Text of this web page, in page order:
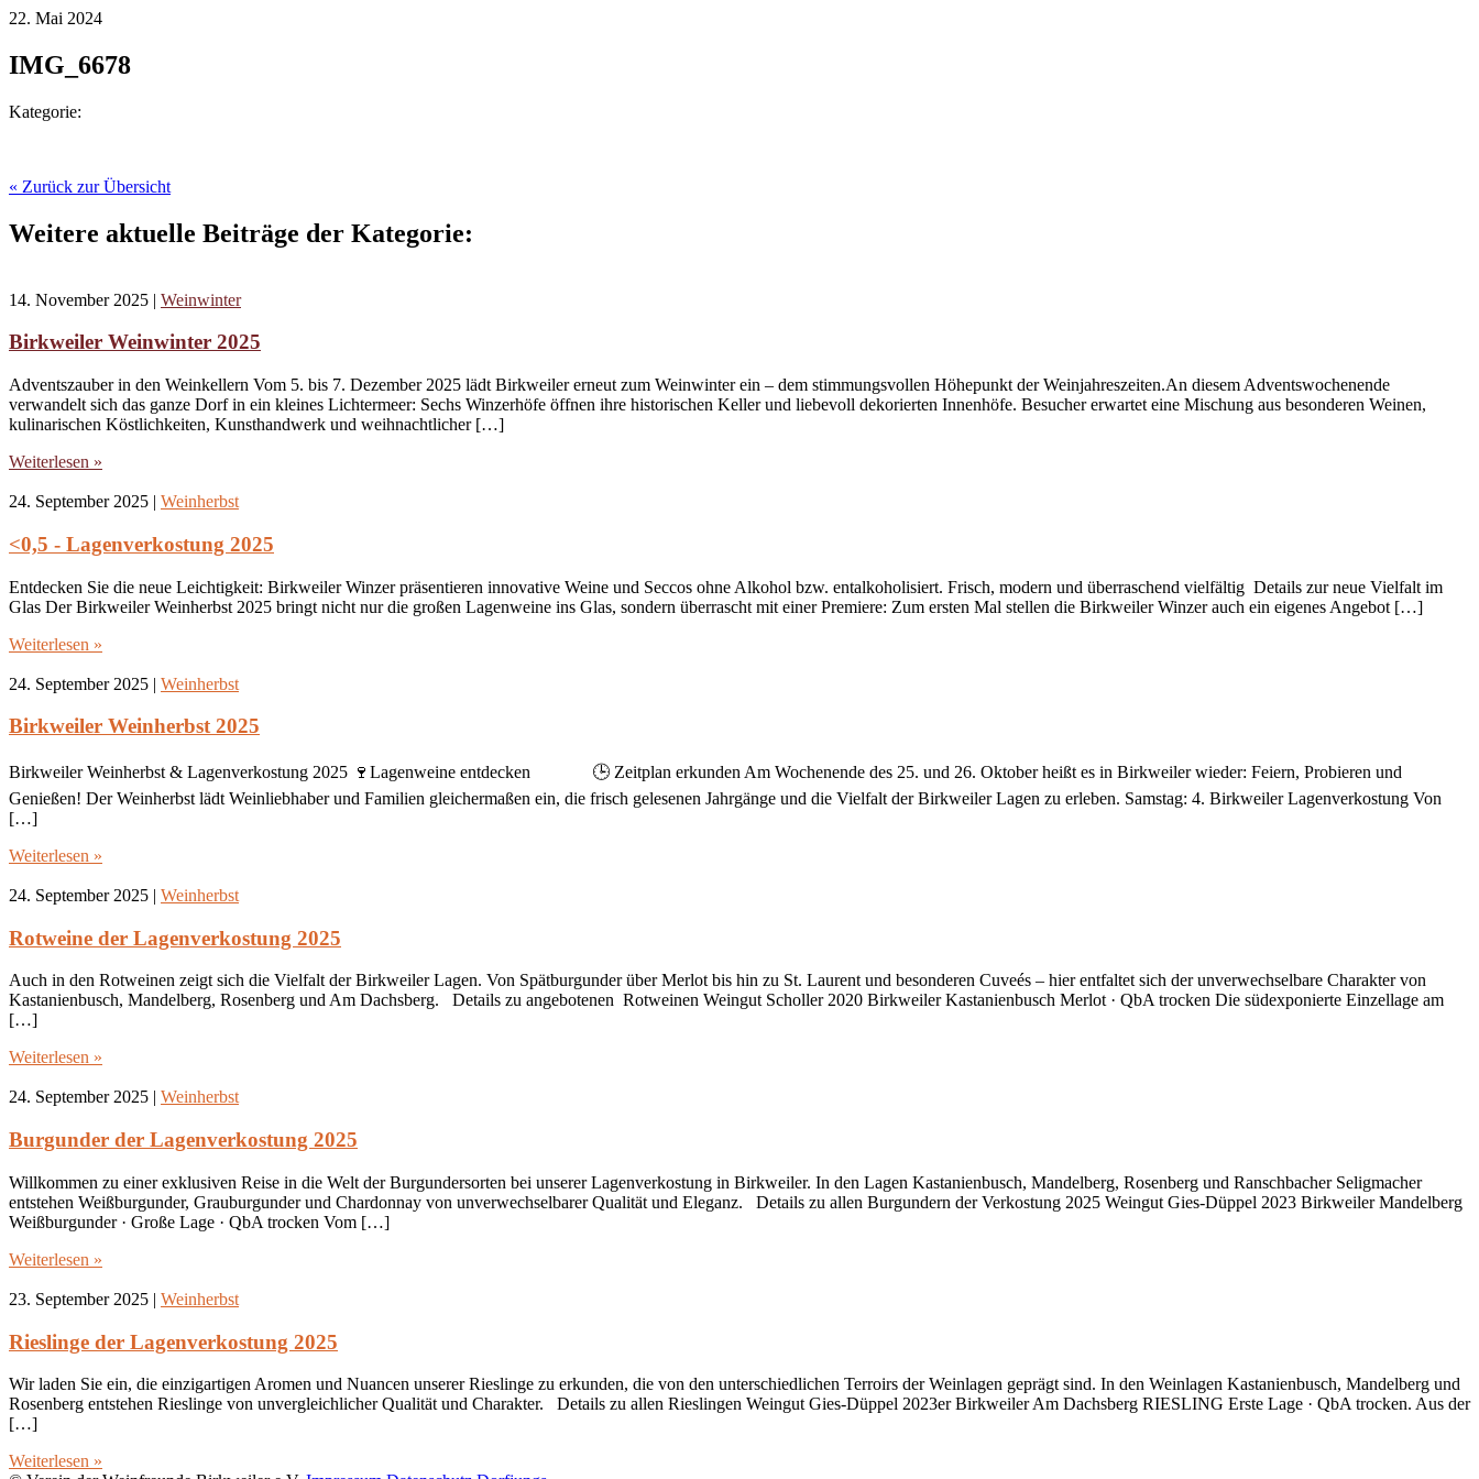
22. Mai 2024
IMG_6678
Kategorie:
« Zurück zur Übersicht
Weitere aktuelle Beiträge der Kategorie:
14. November 2025 | Weinwinter
Birkweiler Weinwinter 2025
Adventszauber in den Weinkellern Vom 5. bis 7. Dezember 2025 lädt Birkweiler erneut zum Weinwinter ein – dem stimmungsvollen Höhepunkt der Weinjahreszeiten.An diesem Adventswochenende
verwandelt sich das ganze Dorf in ein kleines Lichtermeer: Sechs Winzerhöfe öffnen ihre historischen Keller und liebevoll dekorierten Innenhöfe. Besucher erwartet eine Mischung aus besonderen Weinen,
kulinarischen Köstlichkeiten, Kunsthandwerk und weihnachtlicher […]
Weiterlesen »
24. September 2025 | Weinherbst
<0,5 - Lagenverkostung 2025
Entdecken Sie die neue Leichtigkeit: Birkweiler Winzer präsentieren innovative Weine und Seccos ohne Alkohol bzw. entalkoholisiert. Frisch, modern und überraschend vielfältig Details zur neue Vielfalt im
Glas Der Birkweiler Weinherbst 2025 bringt nicht nur die großen Lagenweine ins Glas, sondern überrascht mit einer Premiere: Zum ersten Mal stellen die Birkweiler Winzer auch ein eigenes Angebot […]
Weiterlesen »
24. September 2025 | Weinherbst
Birkweiler Weinherbst 2025
Birkweiler Weinherbst & Lagenverkostung 2025 🍷Lagenweine entdecken 🕒 Zeitplan erkunden Am Wochenende des 25. und 26. Oktober heißt es in Birkweiler wieder: Feiern, Probieren und
Genießen! Der Weinherbst lädt Weinliebhaber und Familien gleichermaßen ein, die frisch gelesenen Jahrgänge und die Vielfalt der Birkweiler Lagen zu erleben. Samstag: 4. Birkweiler Lagenverkostung Von
[…]
Weiterlesen »
24. September 2025 | Weinherbst
Rotweine der Lagenverkostung 2025
Auch in den Rotweinen zeigt sich die Vielfalt der Birkweiler Lagen. Von Spätburgunder über Merlot bis hin zu St. Laurent und besonderen Cuveés – hier entfaltet sich der unverwechselbare Charakter von
Kastanienbusch, Mandelberg, Rosenberg und Am Dachsberg. Details zu angebotenen Rotweinen Weingut Scholler 2020 Birkweiler Kastanienbusch Merlot · QbA trocken Die südexponierte Einzellage am
[…]
Weiterlesen »
24. September 2025 | Weinherbst
Burgunder der Lagenverkostung 2025
Willkommen zu einer exklusiven Reise in die Welt der Burgundersorten bei unserer Lagenverkostung in Birkweiler. In den Lagen Kastanienbusch, Mandelberg, Rosenberg und Ranschbacher Seligmacher
entstehen Weißburgunder, Grauburgunder und Chardonnay von unverwechselbarer Qualität und Eleganz. Details zu allen Burgundern der Verkostung 2025 Weingut Gies-Düppel 2023 Birkweiler Mandelberg
Weißburgunder · Große Lage · QbA trocken Vom […]
Weiterlesen »
23. September 2025 | Weinherbst
Rieslinge der Lagenverkostung 2025
Wir laden Sie ein, die einzigartigen Aromen und Nuancen unserer Rieslinge zu erkunden, die von den unterschiedlichen Terroirs der Weinlagen geprägt sind. In den Weinlagen Kastanienbusch, Mandelberg und
Rosenberg entstehen Rieslinge von unvergleichlicher Qualität und Charakter. Details zu allen Rieslingen Weingut Gies-Düppel 2023er Birkweiler Am Dachsberg RIESLING Erste Lage · QbA trocken. Aus der
[…]
Weiterlesen »